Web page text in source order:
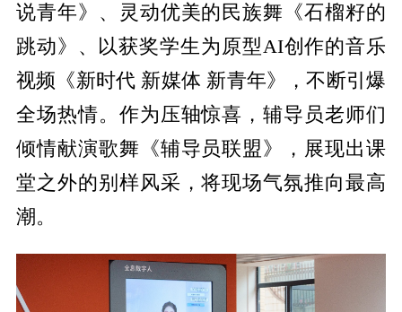
说青年》、灵动优美的民族舞《石榴籽的
跳动》、以获奖学生为原型AI创作的音乐
视频《新时代 新媒体 新青年》，不断引爆
全场热情。作为压轴惊喜，辅导员老师们
倾情献演歌舞《辅导员联盟》，展现出课
堂之外的别样风采，将现场气氛推向最高
潮。